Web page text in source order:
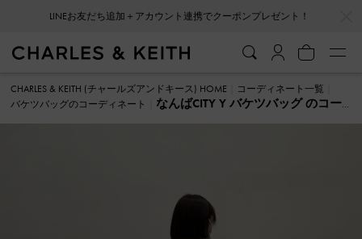
LINEお友だち追加＋アカウント連携でクーポンプレゼント！
CHARLES & KEITH (チャールズアンドキース) HOME
コーディネート一覧
バケツバッグのコーディネート
なんばCITY Y バケツバッグ のコー